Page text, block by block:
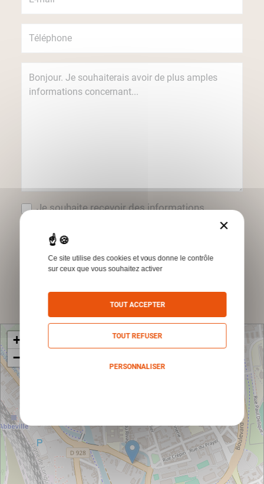
Je souhaite recevoir des informations
concernant les produits et services Humbert
par e-mail.
*Champs obligatoires
Envoyer
+
−
×
Ce site utilise des cookies et vous donne le contrôle
sur ceux que vous souhaitez activer
TOUT ACCEPTER
TOUT REFUSER
PERSONNALISER